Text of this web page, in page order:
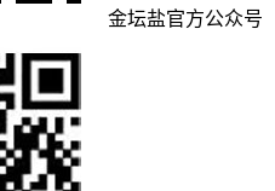
金坛盐官方公众号